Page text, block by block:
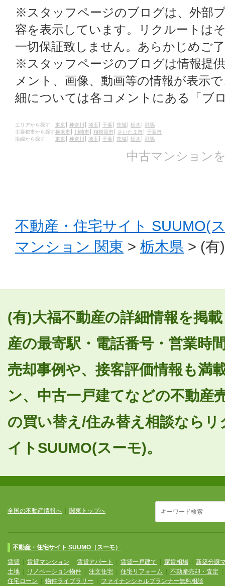
※スタッフページのブログは、外部
容を表示しています。リクルートは
一切保証致しません。あらかじめご
※スタッフページのブログは情報提
メント、画像、動画等の情報が表示
細については各コメントにある「ブ
エリアから探す 東京 神奈川 埼玉 千葉 茨城 栃木
群馬
主要都市から探す横浜市 川崎市 相模原市 さいたま市
千葉市
沿線から探す
東京 神奈川 埼玉 千葉 茨城 栃木 群馬
中古マンション
不動産・住宅サイト SUUMO(
マンション 関東 > 栃木県 > (有
(有)大福不動産の詳細情報を掲
産の最寄駅・電話番号・営業時
売却事例や、接客評価情報も満
ン、中古一戸建てなどの不動産
の買い替え/住み替え相談なら
イトSUUMO(スーモ)。
全国の不動産情報へ 関東トップへ
不動産・住宅サイト SUUMO（スーモ）
賃貸 賃貸マンション 賃貸アパート 賃貸一戸建て 家賃相場
新築分譲
土地
リノベーション物件 注文住宅 住宅リフォーム 不動産売却・査定
住宅ローン
物件ライブラリー ファイナンシャルプランナー無料相談